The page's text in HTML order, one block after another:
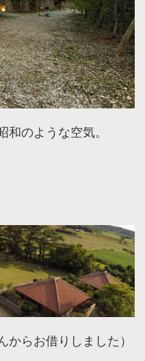
和のような空気。
からお借りしました）